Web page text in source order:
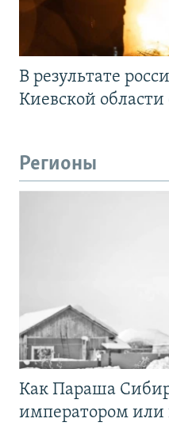
В результате
Киевской
Регионы
Как Параша
императором или